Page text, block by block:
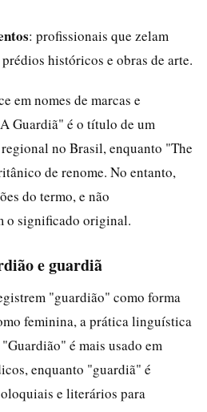
: profissionais que zelam
históricos e obras de arte.
em nomes de marcas e
Guardiã" é o título de um
no Brasil, enquanto "The
de renome. No entanto,
do termo, e não
o significado original.
e guardiã
"guardião" como forma
feminina, a prática linguística
é mais usado em
enquanto "guardiã" é
e literários para